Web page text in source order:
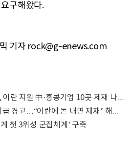
구해왔다.
기자 rock@g-enews.com
방중 앞둔 트럼프…美, 이란 지원 中·홍콩기업 10곳 제재 나서
美, 호르무즈 통행료 지급 경고…“이란에 돈 내면 제재” 해운업계 딜레마
첫 3위성 군집체계’ 구축